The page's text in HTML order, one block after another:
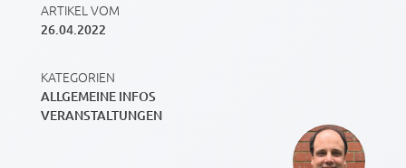
ARTIKEL VOM
26.04.2022
KATEGORIEN
ALLGEMEINE INFOS
VERANSTALTUNGEN